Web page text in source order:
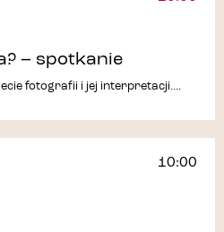
– spotkanie
fotografii i jej interpretacji....
10:00